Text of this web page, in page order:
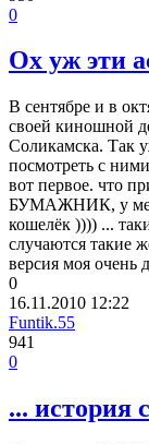
0
Ох уж эти
В сентябре и в
своей киношной
Соликамска. Так
посмотреть с
вот первое. что
БУМАЖНИК, у
кошелёк )))) ...
случаются такие
версия моя очень
0
16.11.2010 12:22
Funtik.55
941
0
... история